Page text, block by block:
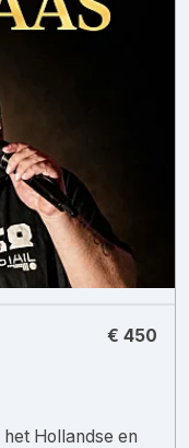
€ 450
Hollandse en